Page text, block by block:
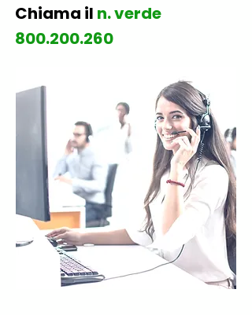
Chiama il n. verde
800.200.260